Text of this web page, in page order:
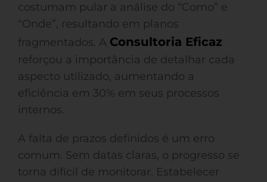
costumam pular a análise do “Como” e
“Onde”, resultando em planos
fragmentados. A Consultoria Eficaz
reforçou a importância de detalhar cada
aspecto utilizado, aumentando a
eficiência em 30% em seus processos
internos.
A falta de prazos definidos é um erro
comum. Sem datas claras, o progresso se
torna difícil de monitorar. Estabelecer